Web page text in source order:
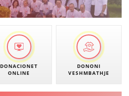
DONACIONET
ONLINE
DONONI
VESHMBATHJE